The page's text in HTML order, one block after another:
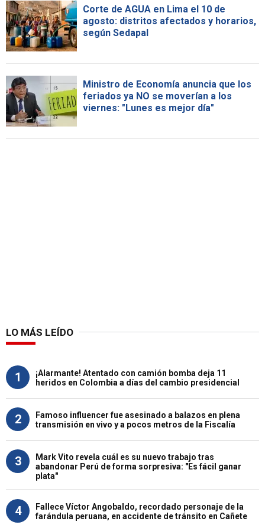
Corte de AGUA en Lima el 10 de
agosto: distritos afectados y horarios,
según Sedapal
Ministro de Economía anuncia que los
feriados ya NO se moverían a los
viernes: "Lunes es mejor día"
LO MÁS LEÍDO
1
¡Alarmante! Atentado con camión bomba deja 11
heridos en Colombia a días del cambio presidencial
2
Famoso influencer fue asesinado a balazos en plena
transmisión en vivo y a pocos metros de la Fiscalía
3
Mark Vito revela cuál es su nuevo trabajo tras
abandonar Perú de forma sorpresiva: "Es fácil ganar
plata"
4
Fallece Víctor Angobaldo, recordado personaje de la
farándula peruana, en accidente de tránsito en Cañete